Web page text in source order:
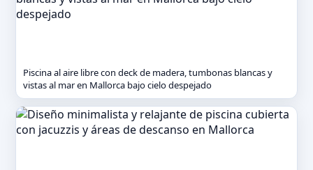
Piscina al aire libre con deck de madera, tumbonas blancas y
vistas al mar en Mallorca bajo cielo despejado